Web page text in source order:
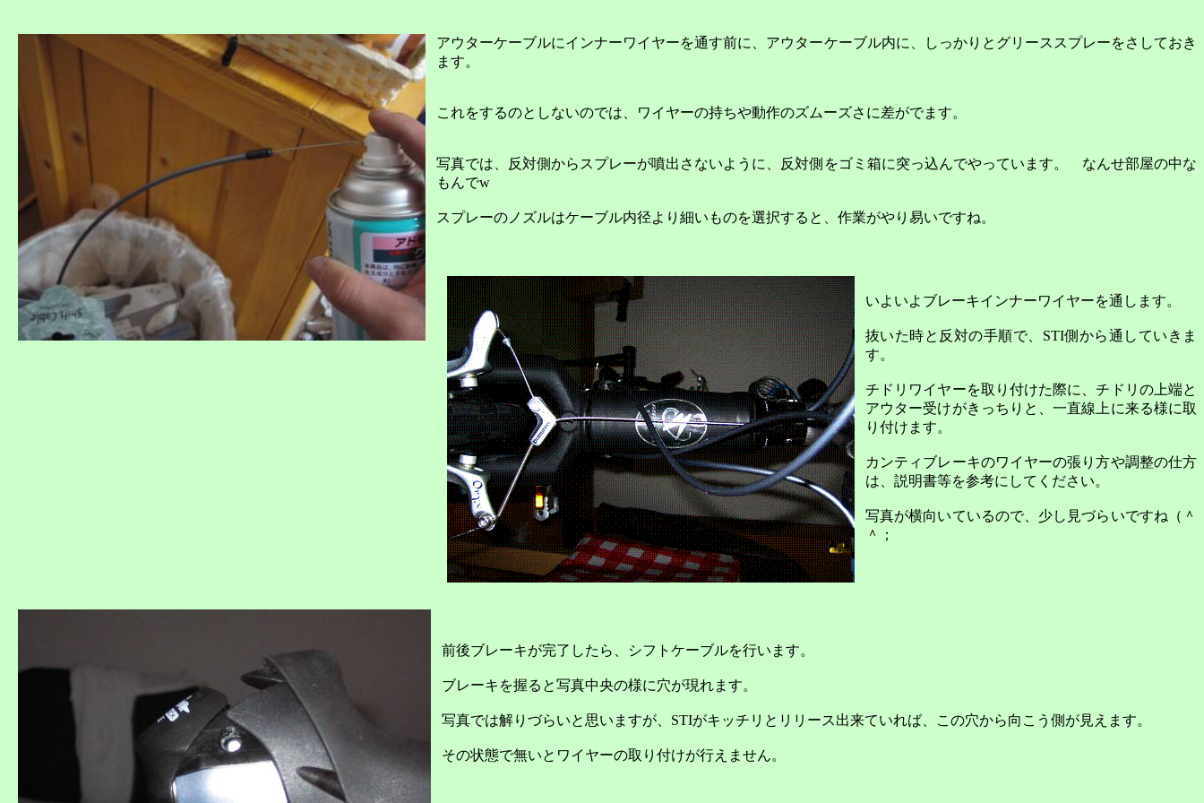
アウターケーブルにインナーワイヤーを通す前に、アウターケーブル内に、しっかりとグリーススプレーをさしておき
ます。
これをするのとしないのでは、ワイヤーの持ちや動作のズムーズさに差がでます。
写真では、反対側からスプレーが噴出さないように、反対側をゴミ箱に突っ込んでやっています。 なんせ部屋の中な
もんでw
スプレーのノズルはケーブル内径より細いものを選択すると、作業がやり易いですね。
いよいよブレーキインナーワイヤーを通します。
抜いた時と反対の手順で、 STI側から通していきま
す。
チドリワイヤーを取り付けた際に、チドリの上端と
アウター受けがきっちりと、一直線上に来る様に取
り付けます。
カンティブレーキのワイヤーの張り方や調整の仕方
は、説明書等を参考にしてください。
写真が横向いているので、少し見づらいですね（＾
＾；
前後ブレーキが完了したら、シフトケーブルを行います。
ブレーキを握ると写真中央の様に穴が現れます。
写真では解りづらいと思いますが、 STIがキッチリとリリース出来ていれば、この穴から向こう側が見えます。
その状態で無いとワイヤーの取り付けが行えません。